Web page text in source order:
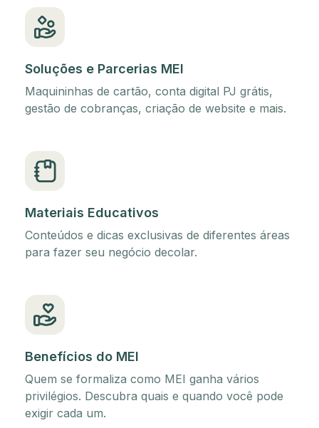
Soluções e Parcerias MEI
Maquininhas de cartão, conta digital PJ grátis,
gestão de cobranças, criação de website e mais.
Materiais Educativos
Conteúdos e dicas exclusivas de diferentes áreas
para fazer seu negócio decolar.
Benefícios do MEI
Quem se formaliza como MEI ganha vários
privilégios. Descubra quais e quando você pode
exigir cada um.